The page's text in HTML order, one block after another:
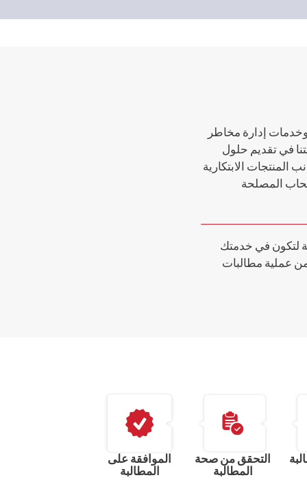
إدارة مخاطر
في تقديم حلول
المنتجات الابتكارية
المصلحة
لتكون في خدمتك
عملية مطالبات
التحقق من صحة
المطالبة
الموافقة على
المطالبة